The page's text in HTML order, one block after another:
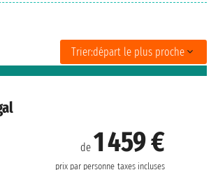
Trier:départ le plus proche
de 1 459 €
prix par personne taxes incluses